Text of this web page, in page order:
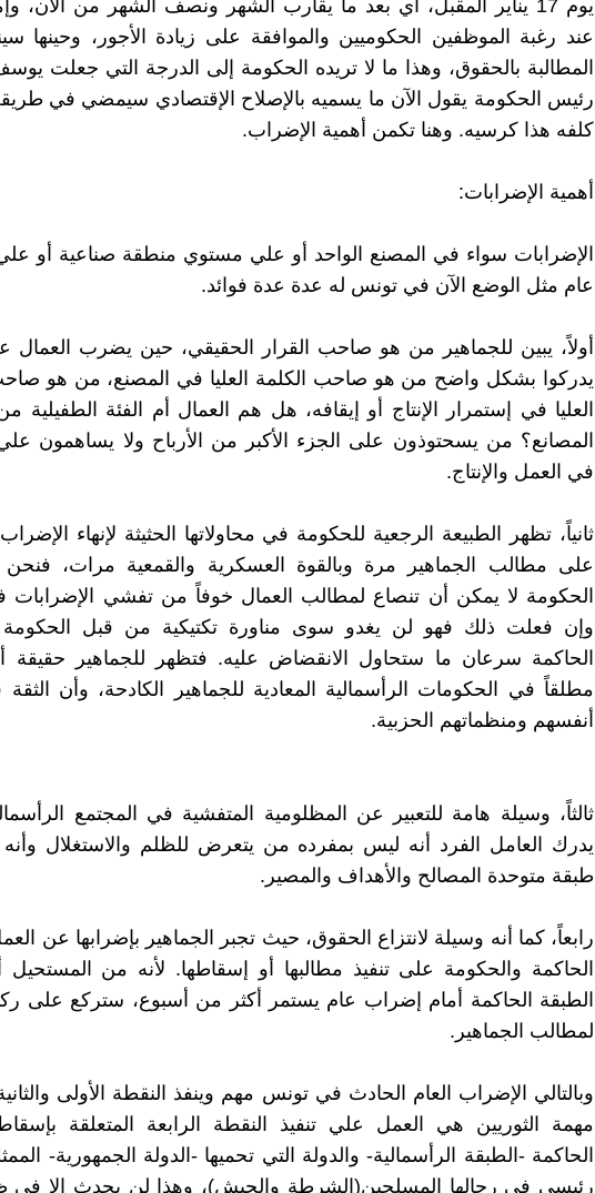
يوم 17 يناير المقبل، أي بعد ما يقارب الشهر ونصف الشهر من الآن،
عند رغبة الموظفين الحكوميين والموافقة على زيادة الأجور، وحينها
المطالبة بالحقوق، وهذا ما لا تريده الحكومة إلى الدرجة التي جعلت
رئيس الحكومة يقول الآن ما يسميه بالإصلاح الإقتصادي سيمضي في
كلفه هذا كرسيه. وهنا تكمن أهمية الإضراب.
أهمية الإضرابات:
الإضرابات سواء في المصنع الواحد أو علي مستوي منطقة صناعية أو
عام مثل الوضع الآن في تونس له عدة عدة فوائد.
أولاً، يبين للجماهير من هو صاحب القرار الحقيقي، حين يضرب العمال
يدركوا بشكل واضح من هو صاحب الكلمة العليا في المصنع، من هو
العليا في إستمرار الإنتاج أو إيقافه، هل هم العمال أم الفئة
المصانع؟ من يسحتوذون على الجزء الأكبر من الأرباح ولا يساهمون
في العمل والإنتاج.
ثانياً، تظهر الطبيعة الرجعية للحكومة في محاولاتها الحثيثة لإنهاء
على مطالب الجماهير مرة وبالقوة العسكرية والقمعية مرات،
الحكومة لا يمكن أن تنصاع لمطالب العمال خوفاً من تفشي الإضرابات
وإن فعلت ذلك فهو لن يغدو سوى مناورة تكتيكية من قبل الحكومة
الحاكمة سرعان ما ستحاول الانقضاض عليه. فتظهر للجماهير حقيقة
مطلقاً في الحكومات الرأسمالية المعادية للجماهير الكادحة، وأن
أنفسهم ومنظماتهم الحزبية.
ثالثاً، وسيلة هامة للتعبير عن المظلومية المتفشية في المجتمع
يدرك العامل الفرد أنه ليس بمفرده من يتعرض للظلم والاستغلال
طبقة متوحدة المصالح والأهداف والمصير.
رابعاً، كما أنه وسيلة لانتزاع الحقوق، حيث تجبر الجماهير بإضرابها عن
الحاكمة والحكومة على تنفيذ مطالبها أو إسقاطها. لأنه من
الطبقة الحاكمة أمام إضراب عام يستمر أكثر من أسبوع، ستركع على
لمطالب الجماهير.
وبالتالي الإضراب العام الحادث في تونس مهم وينفذ النقطة الأولى والثانية
مهمة الثوريين هي العمل علي تنفيذ النقطة الرابعة المتعلقة
الحاكمة -الطبقة الرأسمالية- والدولة التي تحميها -الدولة الجمهورية-
رئيسي في رجالها المسلحين(الشرطة والجيش)، وهذا لن يحدث إلا